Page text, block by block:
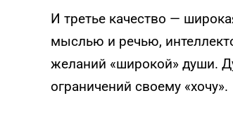
И третье качество —
мыслью и речью,
желаний «широкой» души.
ограничений своему «хочу».